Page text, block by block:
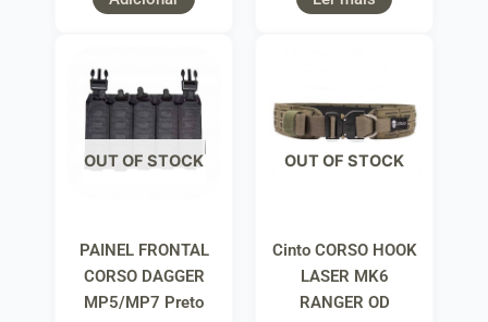
OUT OF STOCK
PAINEL FRONTAL
CORSO DAGGER
MP5/MP7 Preto
OUT OF STOCK
Cinto CORSO HOOK
LASER MK6
RANGER OD